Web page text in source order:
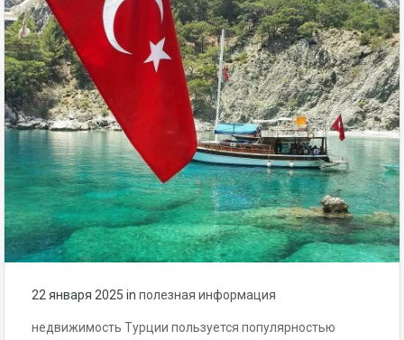
22 января 2025 in полезная информация
недвижимость Турции пользуется популярностью